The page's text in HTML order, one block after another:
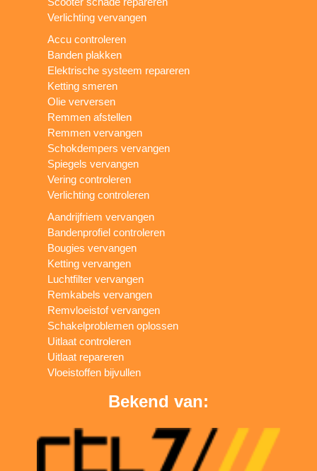
Verlichting vervangen
Accu controleren
Banden plakken
Elektrische systeem repareren
Ketting smeren
Olie verversen
Remmen afstellen
Remmen vervangen
Schokdempers vervangen
Spiegels vervangen
Vering controleren
Verlichting controleren
Aandrijfriem vervangen
Bandenprofiel controleren
Bougies vervangen
Ketting vervangen
Luchtfilter vervangen
Remkabels vervangen
Remvloeistof vervangen
Schakelproblemen oplossen
Uitlaat controleren
Uitlaat repareren
Vloeistoffen bijvullen
Bekend van: